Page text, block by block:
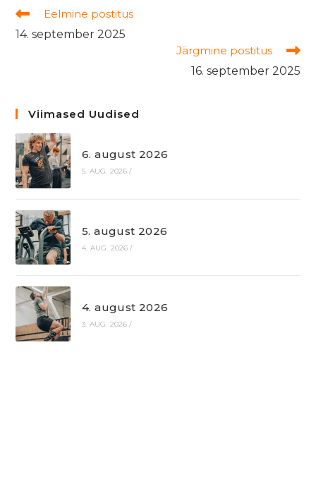
Read
articles
Eelmine postitus
14. september 2025
Järgmine postitus
16. september 2025
Viimased Uudised
6. august 2026
5. AUG. 2026 /
5. august 2026
4. AUG. 2026 /
4. august 2026
3. AUG. 2026 /